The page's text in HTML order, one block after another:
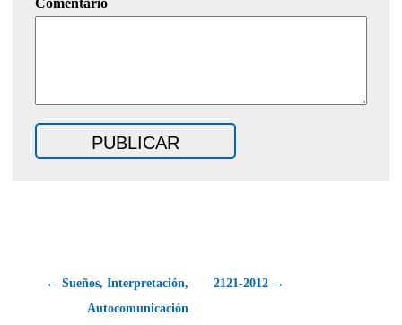
Comentario
← Sueños, Interpretación,
Autocomunicación
2121-2012 →